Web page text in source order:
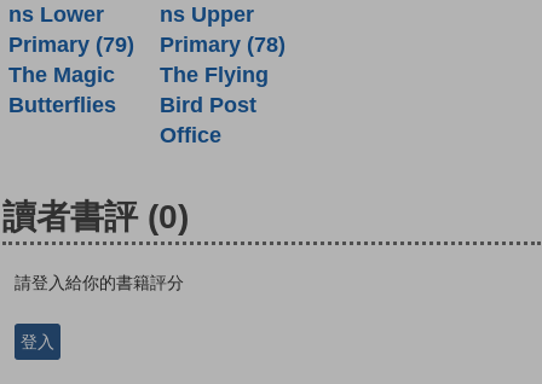
ns Lower
Primary (79)
The Magic
Butterflies
ns Upper
Primary (78)
The Flying
Bird Post
Office
讀者書評 (0)
請登入給你的書籍評分
登入